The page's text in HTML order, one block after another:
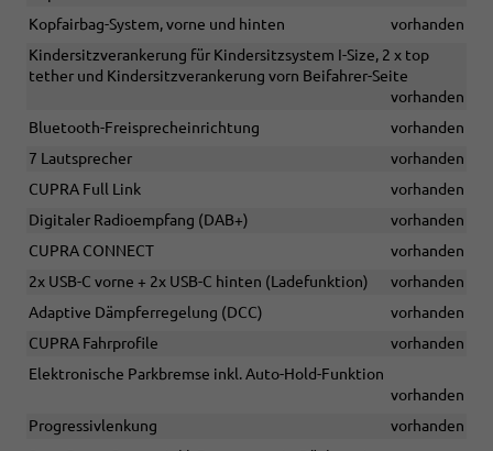
Kopfairbag-System, vorne und hinten
vorhanden
Kindersitzverankerung für Kindersitzsystem I-Size, 2 x top
tether und Kindersitzverankerung vorn Beifahrer-Seite
vorhanden
Bluetooth-Freisprecheinrichtung
vorhanden
7 Lautsprecher
vorhanden
CUPRA Full Link
vorhanden
Digitaler Radioempfang (DAB+)
vorhanden
CUPRA CONNECT
vorhanden
2x USB-C vorne + 2x USB-C hinten (Ladefunktion)
vorhanden
Adaptive Dämpferregelung (DCC)
vorhanden
CUPRA Fahrprofile
vorhanden
Elektronische Parkbremse inkl. Auto-Hold-Funktion
vorhanden
Progressivlenkung
vorhanden